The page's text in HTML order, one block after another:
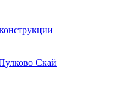
Скай